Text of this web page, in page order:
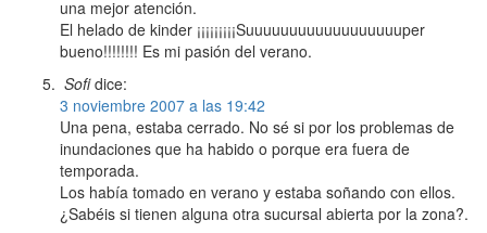
una mejor atención.
El helado de kinder ¡¡¡¡¡¡¡¡¡Suuuuuuuuuuuuuuuuuuper
bueno!!!!!!!! Es mi pasión del verano.
Sofi dice:
3 noviembre 2007 a las 19:42
Una pena, estaba cerrado. No sé si por los problemas de
inundaciones que ha habido o porque era fuera de
temporada.
Los había tomado en verano y estaba soñando con ellos.
¿Sabéis si tienen alguna otra sucursal abierta por la zona?.